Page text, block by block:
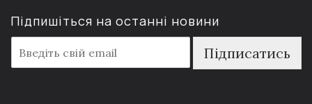
Підпишіться на останні новини
m
a
Підписатись